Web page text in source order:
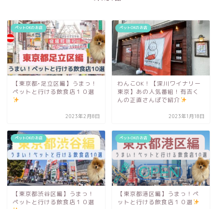
ペットOKのお店
【東京都•足立区編】うまっ！
ペットと行ける飲食店１０選
2023年2月8日
ペットOKのお店
わんこOK！【深川ワイナリー
東京】あの人気番組！有吉く
んの正直さんぽで紹介
2023年1月18日
ペットOKのお店
【東京都渋谷区編】うまっ！
ペットと行ける飲食店１０選
ペットOKのお店
【東京都港区編】うまっ！ペ
ットと行ける飲食店１０選